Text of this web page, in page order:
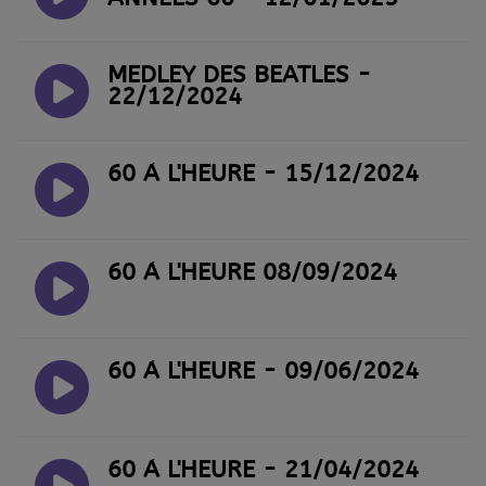
MEDLEY DES BEATLES -
22/12/2024
60 À L'HEURE - 15/12/2024
60 À L'HEURE 08/09/2024
60 À L'HEURE - 09/06/2024
60 À L'HEURE - 21/04/2024